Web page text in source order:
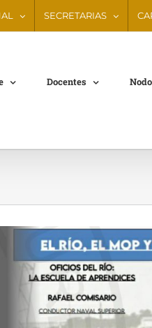
SECRETARIAS
Docentes